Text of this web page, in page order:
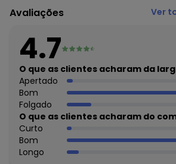
Modelagem: Solto
Modelo: Soltinho
Decote frente: Redondo
Decote costas: Com gota e laço para
Complemento: Bolsos faca; bolso
cintura; gota; laço
Observação: Detalhe vazado nas
Tecido: Malha
Composição: Conforme imagem
Histórico de preços
O preço apresentado abaixo é o
Avaliações Ver
4.7
O que as clientes acharam da
Apertado
Bom
Folgado
O que as clientes acharam do
Curto
Bom
Longo